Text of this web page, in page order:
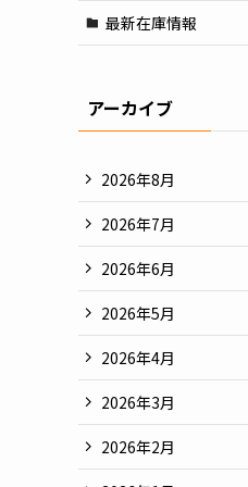
最新在庫情報
アーカイブ
2026年8月
2026年7月
2026年6月
2026年5月
2026年4月
2026年3月
2026年2月